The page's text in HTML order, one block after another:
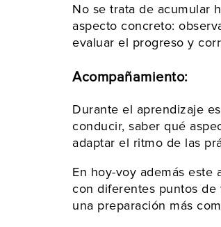
No se trata de acumular
aspecto concreto:
evaluar el progreso y
Acompañamiento:
Durante el aprendizaje
conducir, saber qué
adaptar el ritmo de las
En hoy-voy además
con diferentes puntos de
una preparación más